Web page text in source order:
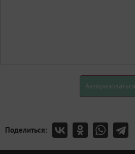
Авторизоваться
Поделиться: